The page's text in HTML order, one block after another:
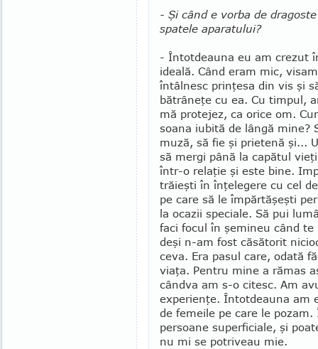
- Şi când e vorba de
spa­tele aparatului?
- Întotdeauna eu am crezut
ideală. Când eram mic,
întâlnesc prinţesa din vis şi
bătrâneţe cu ea. Cu timpul,
mă protejez, ca orice om.
soana iubită de lângă mine?
muză, să fie şi prietenă şi...
să mergi până la capătul
într-o relaţie şi este bine.
trăieşti în înţelegere cu cel
pe care să le împărtăşeşti
la ocazii speciale. Să pui
faci focul în şemineu când
deşi n-am fost căsătorit
ceva. Era pasul care, odată
viaţa. Pentru mine a rămas
cândva am s-o citesc. Am
experienţe. Întotdeauna am
de femei­le pe care le
persoane super­ficiale, şi
nu mi se potriveau mie.